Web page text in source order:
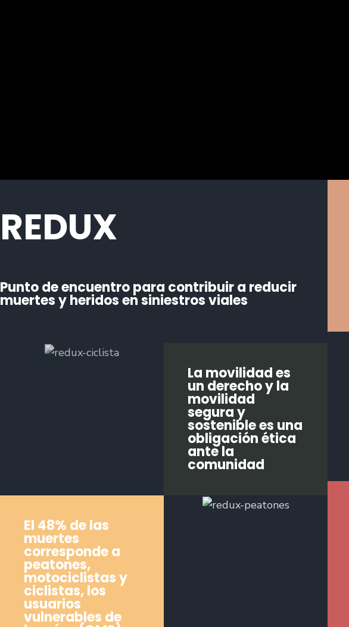
REDUX
Punto de encuentro para contribuir a reducir
muertes y heridos en siniestros viales
La movilidad es
un derecho y la
movilidad
segura y
sostenible es una
obligación ética
ante la
comunidad
El 48% de las
muertes
corresponde a
peatones,
motociclistas y
ciclistas, los
usuarios
vulnerables de